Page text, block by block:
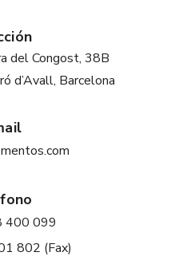
del Congost, 38B
d’Avall, Barcelona
400 099
802 (Fax)